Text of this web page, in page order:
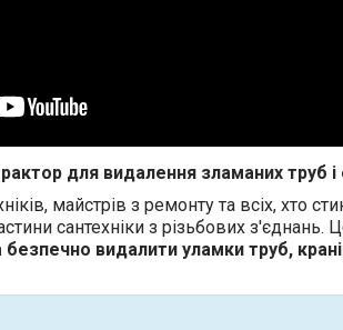
для видалення зламаних труб і
майстрів з ремонту та всіх, хто
сантехніки з різьбових з'єднань.
видалити уламки труб,